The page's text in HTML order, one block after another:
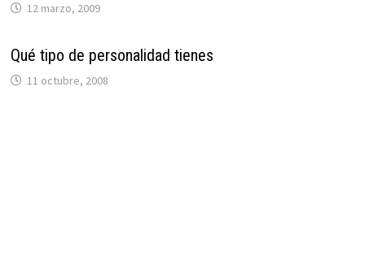
12 marzo, 2009
Qué tipo de personalidad tienes
11 octubre, 2008